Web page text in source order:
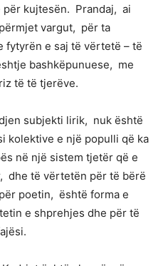
kujtesën. Prandaj, ai
vargut, për ta
fytyrën e saj të vërtetë – të
bashkëpunuese, me
të të tjerëve.
subjekti lirik, nuk është
kolektive e një populli që ka
në një sistem tjetër që e
dhe të vërtetën për të bërë
poetin, është forma e
e shprehjes dhe për të